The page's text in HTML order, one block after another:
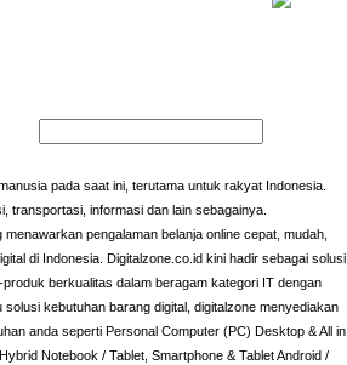
pada saat ini, terutama untuk rakyat Indonesia.
transportasi, informasi dan lain sebagainya.
pengalaman belanja online cepat, mudah,
di Indonesia. Digitalzone.co.id kini hadir sebagai solusi
berkualitas dalam beragam kategori IT dengan
kebutuhan barang digital, digitalzone menyediakan
anda seperti Personal Computer (PC) Desktop & All in
Notebook / Tablet, Smartphone & Tablet Android /